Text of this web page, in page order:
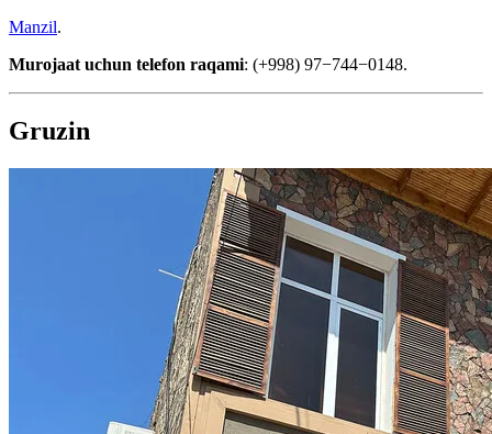
Manzil.
Murojaat uchun telefon raqami: (+998) 97−744−0148.
Gruzin